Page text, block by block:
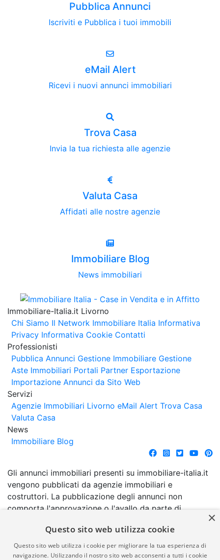
Pubblica Annunci
Iscriviti e Pubblica i tuoi immobili
eMail Alert
Ricevi i nuovi annunci immobiliari
Trova Casa
Invia la tua richiesta alle agenzie
Valuta Casa
Affidati alle nostre agenzie
Immobiliare Blog
News immobiliari
Immobiliare-Italia.it Livorno
Chi Siamo Il Network Immobiliare Italia Informativa
Privacy Informativa Cookie Contatti
Professionisti
Pubblica Annunci Gestione Immobiliare Gestione
Aste Immobiliari Portali Partner Esportazione
Importazione Annunci da Sito Web
Servizi
Agenzie Immobiliari Livorno eMail Alert Trova Casa
Valuta Casa
News
Immobiliare Blog
Gli annunci immobiliari presenti su immobiliare-italia.it
vengono pubblicati da agenzie immobiliari e
costruttori. La pubblicazione degli annunci non
comporta l'approvazione o l'avallo da parte di
garanzia da parte di quest'ultima. immobiliare-italia.it
quindi non è responsabile della veridicità, della
correttezza, della completezza, della normativa in
×
Questo sito web utilizza cookie
Questo sito web utilizza i cookie per migliorare la tua esperienza di
navigazione. Utilizzando il nostro sito web acconsenti a tutti i cookie